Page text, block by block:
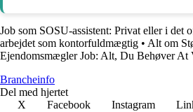
Job som SOSU-assistent: Privat eller i det
arbejdet som kontorfuldmægtig • Alt om
Ejendomsmægler Job: Alt, Du Behøver At
Brancheinfo
Del med hjertet
X
Facebook Instagram